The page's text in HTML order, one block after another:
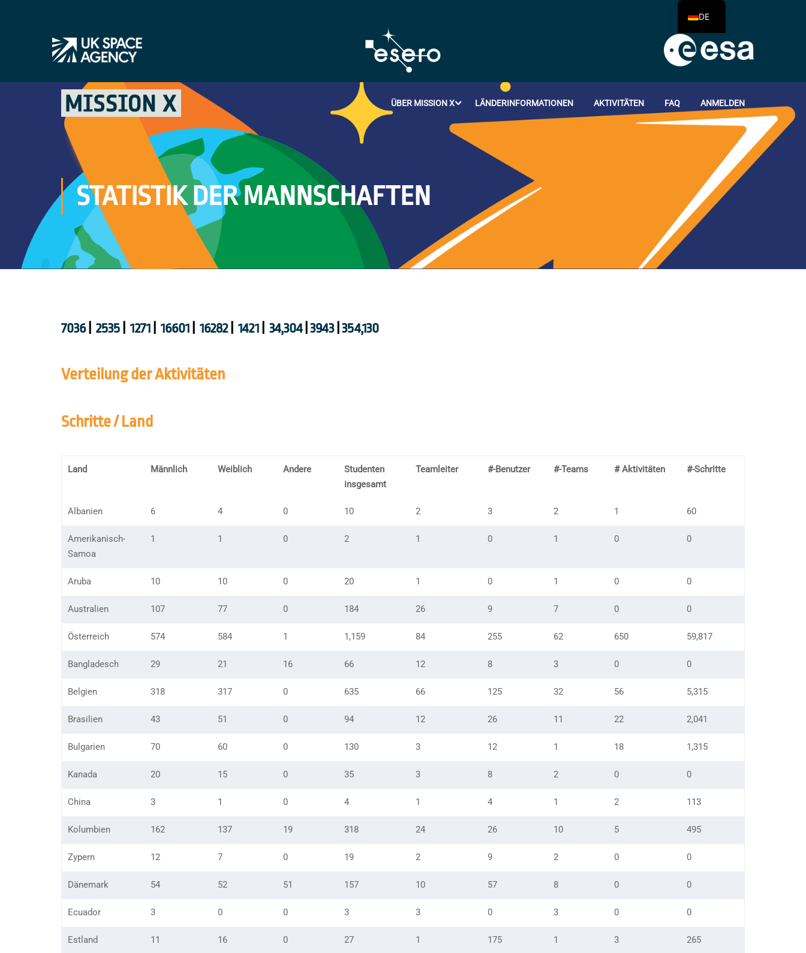
ÜBER MISSION X LÄNDERINFORMATIONEN AKTIVITÄTEN FAQ ANMELDEN
STATISTIK DER MANNSCHAFTEN
7036 2535 1271 16601 16282 1421 34,304 3943 354,130
Verteilung der Aktivitäten
Schritte / Land
Land Männlich Weiblich Andere
Studenten
insgesamt
Teamleiter #-Benutzer #-Teams # Aktivitäten #-Schritte
Albanien 6 4 0 10 2 3 2 1 60
Amerikanisch-
Samoa
1 1 0 2 1 0 1 0 0
Aruba 10 10 0 20 1 0 1 0 0
Australien 107 77 0 184 26 9 7 0 0
Österreich 574 584 1 1,159 84 255 62 650 59,817
Bangladesch 29 21 16 66 12 8 3 0 0
Belgien 318 317 0 635 66 125 32 56 5,315
Brasilien 43 51 0 94 12 26 11 22 2,041
Bulgarien 70 60 0 130 3 12 1 18 1,315
Kanada 20 15 0 35 3 8 2 0 0
China 3 1 0 4 1 4 1 2 113
Kolumbien 162 137 19 318 24 26 10 5 495
Zypern 12 7 0 19 2 9 2 0 0
Dänemark 54 52 51 157 10 57 8 0 0
Ecuador 3 0 0 3 3 0 3 0 0
Estland 11 16 0 27 1 175 1 3 265
DE